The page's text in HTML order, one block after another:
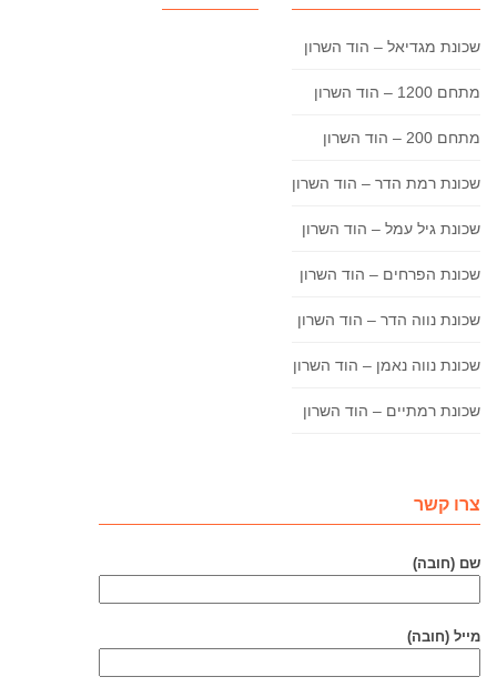
שכונת מגדיאל – הוד השרון
מתחם 1200 – הוד השרון
מתחם 200 – הוד השרון
שכונת רמת הדר – הוד השרון
שכונת גיל עמל – הוד השרון
שכונת הפרחים – הוד השרון
שכונת נווה הדר – הוד השרון
שכונת נווה נאמן – הוד השרון
שכונת רמתיים – הוד השרון
צרו קשר
שם (חובה)
מייל (חובה)